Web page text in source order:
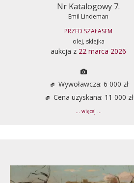
Nr Katalogowy 7.
Emil Lindeman
PRZED SZAŁASEM
olej, sklejka
aukcja z 22 marca 2026
Wywoławcza: 6 000 zł
Cena uzyskana: 11 000 zł
... więcej ...